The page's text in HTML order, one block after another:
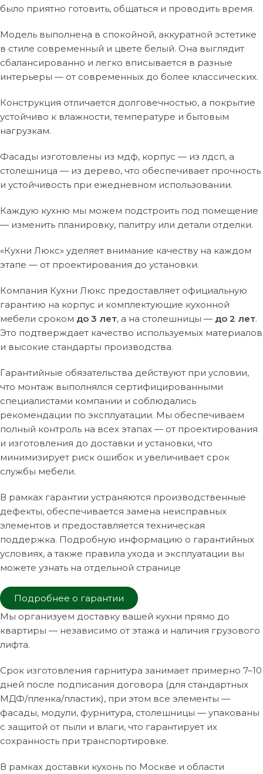
было приятно готовить, общаться и проводить время.
Модель выполнена в спокойной, аккуратной эстетике
в стиле современный и цвете белый. Она выглядит
сбалансированно и легко вписывается в разные
интерьеры — от современных до более классических.
Конструкция отличается долговечностью, а покрытие
устойчиво к влажности, температуре и бытовым
нагрузкам.
Фасады изготовлены из мдф, корпус — из лдсп, а
столешница — из дерево, что обеспечивает прочность
и устойчивость при ежедневном использовании.
Каждую кухню мы можем подстроить под помещение
— изменить планировку, палитру или детали отделки.
«Кухни Люкс» уделяет внимание качеству на каждом
этапе — от проектирования до установки.
Компания Кухни Люкс предоставляет официальную
гарантию на корпус и комплектующие кухонной
мебели сроком до 3 лет, а на столешницы — до 2 лет.
Это подтверждает качество используемых материалов
и высокие стандарты производства.
Гарантийные обязательства действуют при условии,
что монтаж выполнялся сертифицированными
специалистами компании и соблюдались
рекомендации по эксплуатации. Мы обеспечиваем
полный контроль на всех этапах — от проектирования
и изготовления до доставки и установки, что
минимизирует риск ошибок и увеличивает срок
службы мебели.
В рамках гарантии устраняются производственные
дефекты, обеспечивается замена неисправных
элементов и предоставляется техническая
поддержка. Подробную информацию о гарантийных
условиях, а также правила ухода и эксплуатации вы
можете узнать на отдельной странице
Подробнее о гарантии
Мы организуем доставку вашей кухни прямо до
квартиры — независимо от этажа и наличия грузового
лифта.
Срок изготовления гарнитура занимает примерно 7–10
дней после подписания договора (для стандартных
МДФ/пленка/пластик), при этом все элементы —
фасады, модули, фурнитура, столешницы — упакованы
с защитой от пыли и влаги, что гарантирует их
сохранность при транспортировке.
В рамках доставки кухонь по Москве и области